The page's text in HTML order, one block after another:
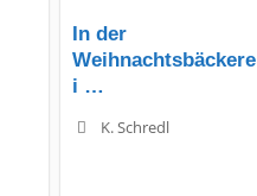
In der
Weihnachtsbäckere
i …
K. Schredl